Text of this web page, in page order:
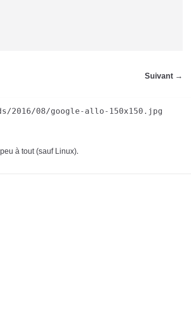
Suivant →
2016/08/google-allo-150x150.jpg
à tout (sauf Linux).